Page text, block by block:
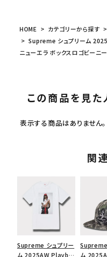
HOME カテゴリーから探す
Supreme シュプリーム
ニューエラ ボックスロゴビーニ
この商品を見
表示する商品はありません。
関
Supreme シュプリー
ム 2025AW Playboi
Supreme
ム